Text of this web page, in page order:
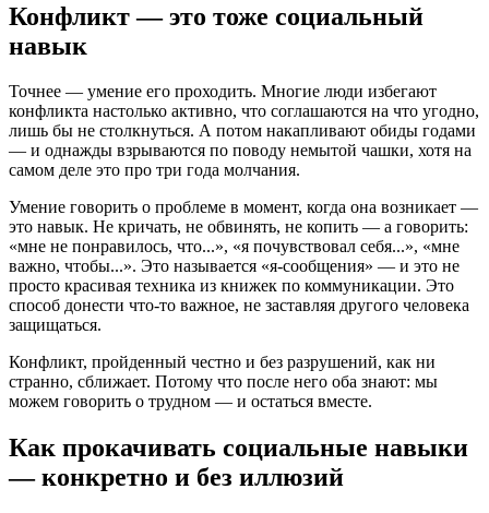
Конфликт — это тоже социальный
навык
Точнее — умение его проходить. Многие люди избегают
конфликта настолько активно, что соглашаются на что угодно,
лишь бы не столкнуться. А потом накапливают обиды годами
— и однажды взрываются по поводу немытой чашки, хотя на
самом деле это про три года молчания.
Умение говорить о проблеме в момент, когда она возникает —
это навык. Не кричать, не обвинять, не копить — а говорить:
«мне не понравилось, что...», «я почувствовал себя...», «мне
важно, чтобы...». Это называется «я-сообщения» — и это не
просто красивая техника из книжек по коммуникации. Это
способ донести что-то важное, не заставляя другого человека
защищаться.
Конфликт, пройденный честно и без разрушений, как ни
странно, сближает. Потому что после него оба знают: мы
можем говорить о трудном — и остаться вместе.
Как прокачивать социальные навыки
— конкретно и без иллюзий